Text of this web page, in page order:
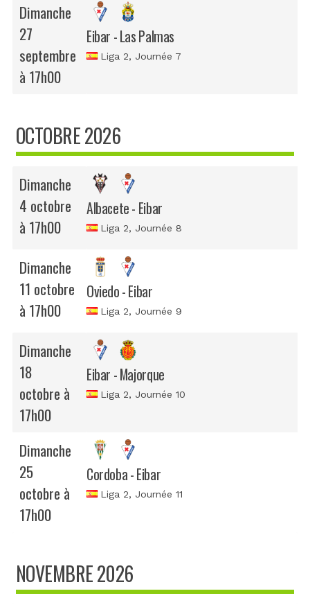
Dimanche
27
septembre
à 17h00
Eibar - Las Palmas
Liga 2, Journée 7
OCTOBRE 2026
Dimanche
4 octobre
à 17h00
Albacete - Eibar
Liga 2, Journée 8
Dimanche
11 octobre
à 17h00
Oviedo - Eibar
Liga 2, Journée 9
Dimanche
18
octobre à
17h00
Eibar - Majorque
Liga 2, Journée 10
Dimanche
25
octobre à
17h00
Cordoba - Eibar
Liga 2, Journée 11
NOVEMBRE 2026